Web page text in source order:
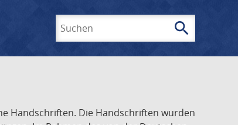
search
Handschriften. Die Handschriften wurden